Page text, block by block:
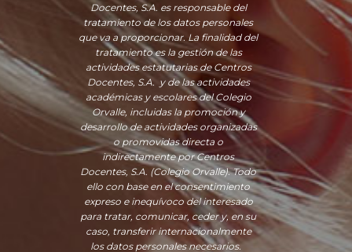
Docentes, S.A. es responsable del
tratamiento de los datos personales
que va a proporcionar. La finalidad del
tratamiento es la gestión de las
actividades estatutarias de Centros
Docentes, S.A. y de las actividades
académicas y escolares del Colegio
Orvalle, incluidas la promoción y
desarrollo de actividades organizadas
o promovidas directa o
indirectamente por Centros
Docentes, S.A. (Colegio Orvalle). Todo
ello con base en el consentimiento
expreso e inequívoco del interesado
para tratar, comunicar, ceder y, en su
caso, transferir internacionalmente
los datos personales necesarios.